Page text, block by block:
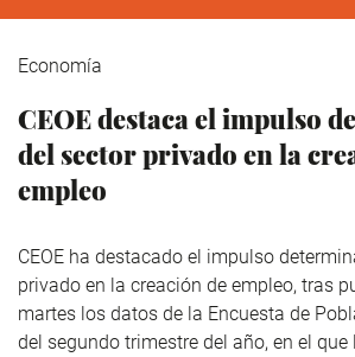
Economía
CEOE destaca el impulso
del sector privado en la
empleo
CEOE ha destacado el impulso
privado en la creación de empleo, tras
martes los datos de la Encuesta de
del segundo trimestre del año, en el